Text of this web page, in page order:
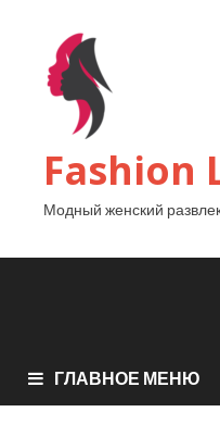
Fashion
Модный женский
ГЛАВНОЕ МЕНЮ